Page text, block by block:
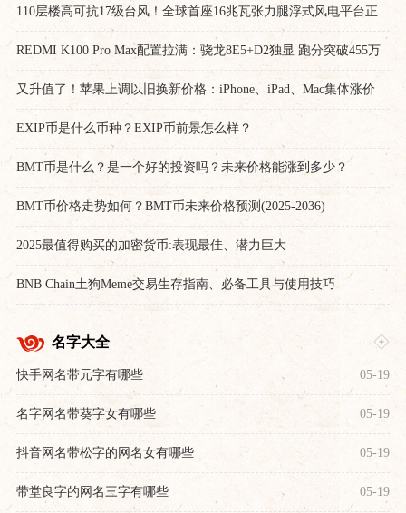
110层楼高可抗17级台风！全球首座16兆瓦张力腿浮式风电平台正
REDMI K100 Pro Max配置拉满：骁龙8E5+D2独显 跑分突破455万
又升值了！苹果上调以旧换新价格：iPhone、iPad、Mac集体涨价
EXIP币是什么币种？EXIP币前景怎么样？
BMT币是什么？是一个好的投资吗？未来价格能涨到多少？
BMT币价格走势如何？BMT币未来价格预测(2025-2036)
2025最值得购买的加密货币:表现最佳、潜力巨大
BNB Chain土狗Meme交易生存指南、必备工具与使用技巧
名字大全
快手网名带元字有哪些 05-19
名字网名带葵字女有哪些 05-19
抖音网名带松字的网名女有哪些 05-19
带堂良字的网名三字有哪些 05-19